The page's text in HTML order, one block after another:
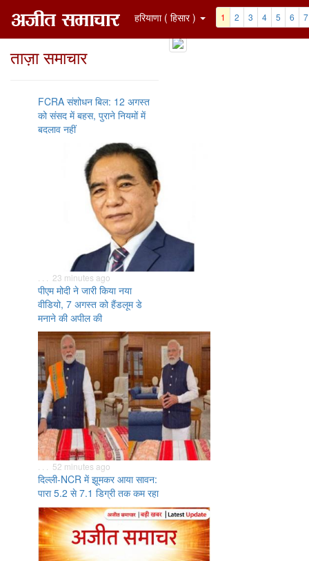
हरियाणा ( हिसार ) 1 2 3 4 5 6 7
ताज़ा समाचार
FCRA संशोधन बिल: 12 अगस्त
को संसद में बहस, पुराने नियमों में
बदलाव नहीं
. . . 23 minutes ago
पीएम मोदी ने जारी किया नया
वीडियो, 7 अगस्त को हैंडलूम डे
मनाने की अपील की
. . . 52 minutes ago
दिल्ली-NCR में झूमकर आया सावन:
पारा 5.2 से 7.1 डिग्री तक कम रहा